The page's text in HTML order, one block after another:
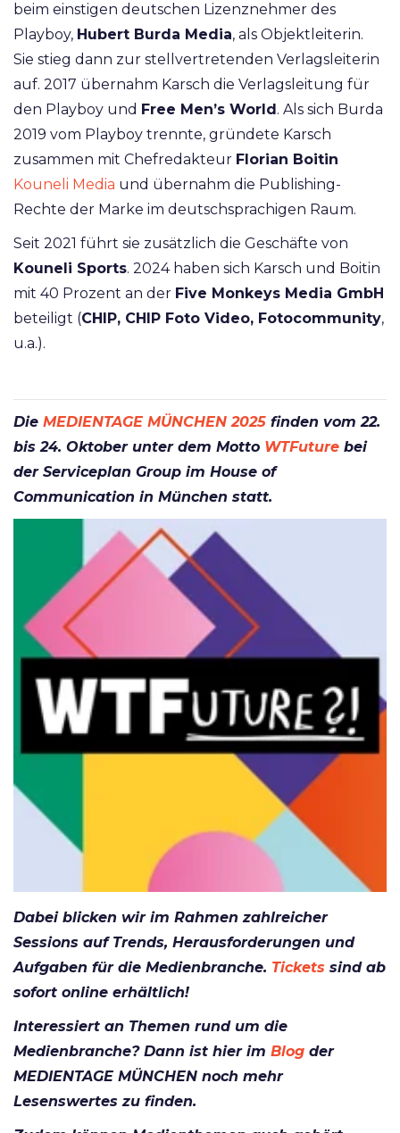
beim einstigen deutschen Lizenznehmer des
Playboy, Hubert Burda Media, als Objektleiterin.
Sie stieg dann zur stellvertretenden Verlagsleiterin
auf. 2017 übernahm Karsch die Verlagsleitung für
den Playboy und Free Men’s World . Als sich Burda
2019 vom Playboy trennte, gründete Karsch
zusammen mit Chefredakteur Florian Boitin
Kouneli Media und übernahm die Publishing-
Rechte der Marke im deutschsprachigen Raum.
Seit 2021 führt sie zusätzlich die Geschäfte von
Kouneli Sports. 2024 haben sich Karsch und Boitin
mit 40 Prozent an der Five Monkeys Media GmbH
beteiligt (CHIP, CHIP Foto Video, Fotocommunity,
u.a.).
Die MEDIENTAGE MÜNCHEN 2025 finden vom 22.
bis 24. Oktober unter dem Motto WTFuture bei
der Serviceplan Group im House of
Communication in München statt.
Dabei blicken wir im Rahmen zahlreicher
Sessions auf Trends, Herausforderungen und
Aufgaben für die Medienbranche. Tickets sind ab
sofort online erhältlich!
Interessiert an Themen rund um die
Medienbranche? Dann ist hier im Blog der
MEDIENTAGE MÜNCHEN noch mehr
Lesenswertes zu finden.